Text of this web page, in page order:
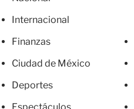
Internacional
Finanzas
Ciudad de México
Deportes